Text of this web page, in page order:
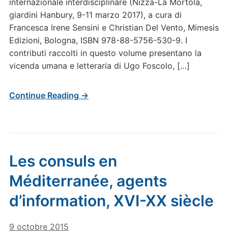
internazionale interdisciplinare (Nizza-La Mortola,
giardini Hanbury, 9-11 marzo 2017), a cura di
Francesca Irene Sensini e Christian Del Vento, Mimesis
Edizioni, Bologna, ISBN 978-88-5756-530-9. I
contributi raccolti in questo volume presentano la
vicenda umana e letteraria di Ugo Foscolo, […]
Continue Reading →
Les consuls en
Méditerranée, agents
d’information, XVI-XX siècle
9 octobre 2015